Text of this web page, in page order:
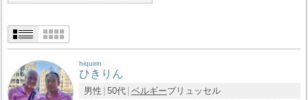
hiquirin
ひきりん
男性 50代 ベルギーブリュッセル